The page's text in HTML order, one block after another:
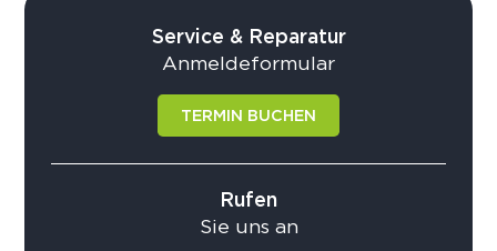
Service & Reparatur
Anmeldeformular
TERMIN BUCHEN
Rufen
Sie uns an